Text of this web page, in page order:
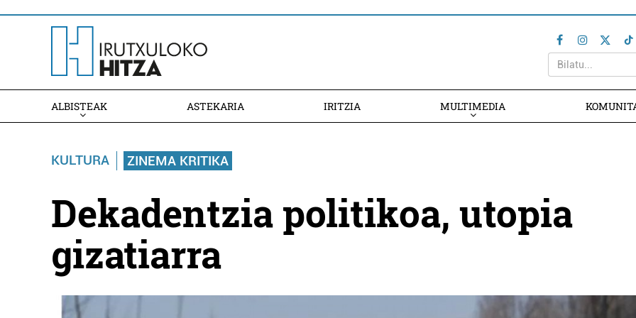
ALBISTEAK ASTEKARIA IRITZIA MULTIMEDIA
KULTURA ZINEMA KRITIKA
Dekadentzia politikoa, utopia
gizatiarra